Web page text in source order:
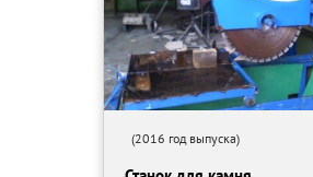
(2016 год выпуска)